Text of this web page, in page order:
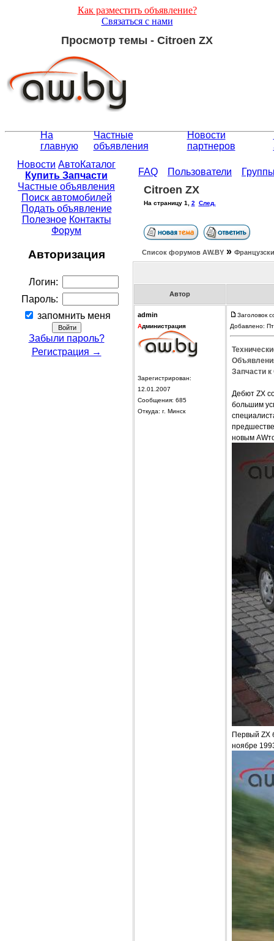
Как разместить объявление?
Связаться с нами
Просмотр темы - Citroen ZX
На
главную
Частные
объявления
Новости
партнеров
Новости АвтоКаталог
Купить Запчасти
Частные объявления
Поиск автомобилей
Подать объявление
Полезное Контакты
Форум
Авторизация
Логин:
Пароль:
запомнить меня
Забыли пароль?
Регистрация →
FAQ Пользователи
Citroen ZX
На страницу 1 2 След.
Список форумов АW.BY »
Автор
admin
Администрация
Зарегистрирован:
12.01.2007
Сообщения: 685
Откуда: г. Минск
Заголовок
Добавлено:
Запчасти к
Дебют ZX
большим
новым
Первый ZX
ноябре